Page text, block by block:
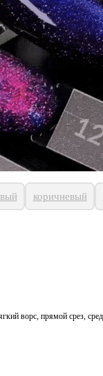
коричневый
ворс, прямой срез,